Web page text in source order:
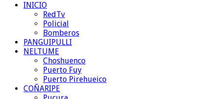
INICIO
RedTv
Policial
Bomberos
PANGUIPULLI
NELTUME
Choshuenco
Puerto Fuy
Puerto Pirehueico
COÑARIPE